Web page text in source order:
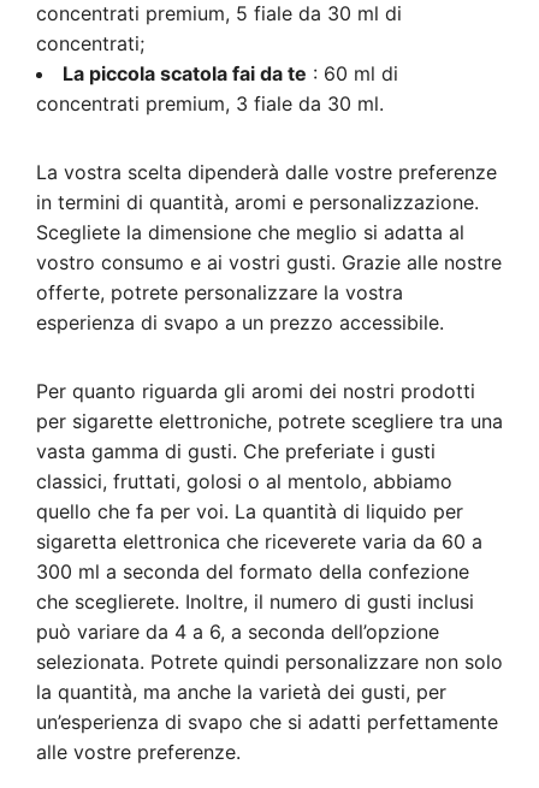
concentrati premium, 5 fiale da 30 ml di
concentrati;
La piccola scatola fai da te : 60 ml di
concentrati premium, 3 fiale da 30 ml.
La vostra scelta dipenderà dalle vostre preferenze
in termini di quantità, aromi e personalizzazione.
Scegliete la dimensione che meglio si adatta al
vostro consumo e ai vostri gusti. Grazie alle nostre
offerte, potrete personalizzare la vostra
esperienza di svapo a un prezzo accessibile.
Per quanto riguarda gli aromi dei nostri prodotti
per sigarette elettroniche, potrete scegliere tra una
vasta gamma di gusti. Che preferiate i gusti
classici, fruttati, golosi o al mentolo, abbiamo
quello che fa per voi. La quantità di liquido per
sigaretta elettronica che riceverete varia da 60 a
300 ml a seconda del formato della confezione
che sceglierete. Inoltre, il numero di gusti inclusi
può variare da 4 a 6, a seconda dell’opzione
selezionata. Potrete quindi personalizzare non solo
la quantità, ma anche la varietà dei gusti, per
un’esperienza di svapo che si adatti perfettamente
alle vostre preferenze.